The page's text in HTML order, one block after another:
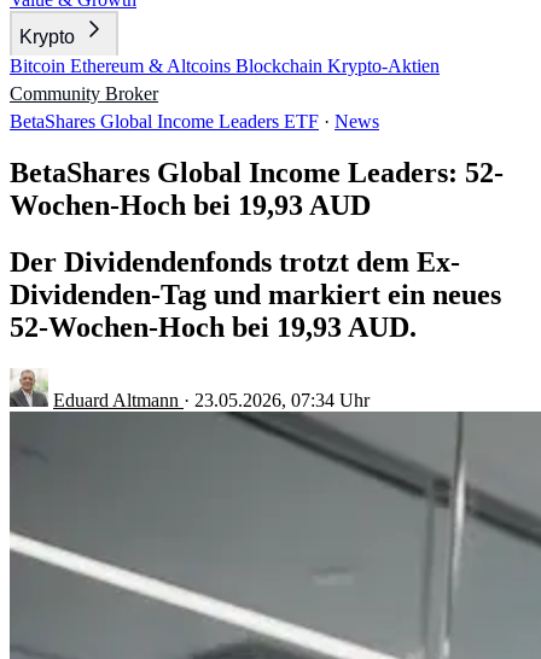
Krypto
Bitcoin Ethereum & Altcoins Blockchain Krypto-Aktien
Community Broker
BetaShares Global Income Leaders ETF · News
BetaShares Global Income Leaders: 52-
Wochen-Hoch bei 19,93 AUD
Der Dividendenfonds trotzt dem Ex-
Dividenden-Tag und markiert ein neues
52-Wochen-Hoch bei 19,93 AUD.
Eduard Altmann · 23.05.2026, 07:34 Uhr